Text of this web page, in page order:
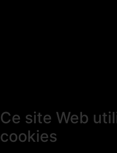
Ce site Web
cookies